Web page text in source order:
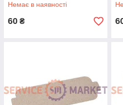
Немає в наявності
60 ₴